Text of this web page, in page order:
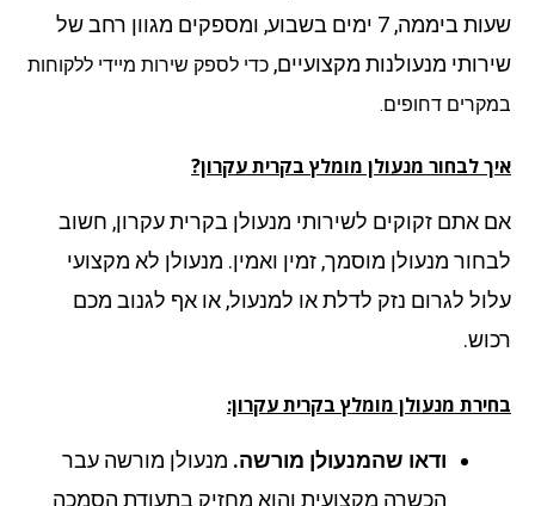
שעות ביממה, 7 ימים בשבוע, ומספקים מגוון רחב של
מנעולנות מקצועיים,כדי לספק שירות מיידי ללקוחות
דחופים.
לבחור מנעולן מומלץ בקרית עקרון?
אתם זקוקים לשירותי מנעולן בקרית עקרון, חשוב
מנעולן מוסמך, זמין ואמין. מנעולן לא מקצועי
לגרום נזק לדלת או למנעול, או אף לגנוב מכם
מנעולן מומלץ בקרית עקרון:
ודאו שהמנעולן מורשה.מנעולן מורשה עבר
הכשרה מקצועית והוא מחזיק בתעודת הסמכה